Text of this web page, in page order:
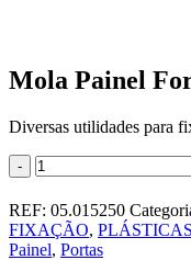
Mola Painel
Diversas utilidades para
-
REF: 05.015250
FIXAÇÃO,
Painel, Portas